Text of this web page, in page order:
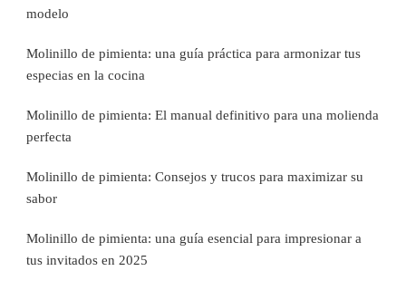
modelo
Molinillo de pimienta: una guía práctica para armonizar tus
especias en la cocina
Molinillo de pimienta: El manual definitivo para una molienda
perfecta
Molinillo de pimienta: Consejos y trucos para maximizar su
sabor
Molinillo de pimienta: una guía esencial para impresionar a
tus invitados en 2025